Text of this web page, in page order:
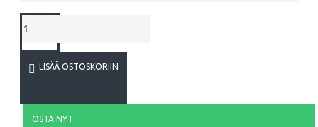
LISÄÄ OSTOSKORIIN
OSTA NYT